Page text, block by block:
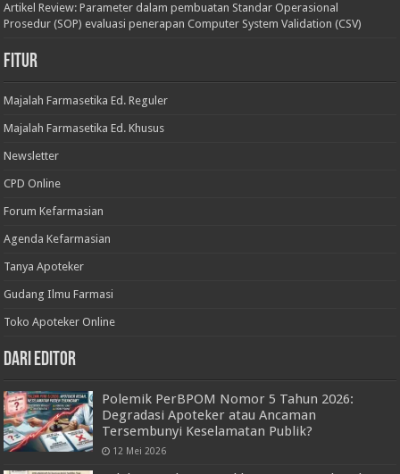
Artikel Review: Parameter dalam pembuatan Standar Operasional
Prosedur (SOP) evaluasi penerapan Computer System Validation (CSV)
Fitur
Majalah Farmasetika Ed. Reguler
Majalah Farmasetika Ed. Khusus
Newsletter
CPD Online
Forum Kefarmasian
Agenda Kefarmasian
Tanya Apoteker
Gudang Ilmu Farmasi
Toko Apoteker Online
Dari Editor
Polemik PerBPOM Nomor 5 Tahun 2026:
Degradasi Apoteker atau Ancaman
Tersembunyi Keselamatan Publik?
12 Mei 2026